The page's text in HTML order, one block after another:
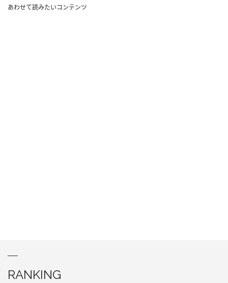
あわせて読みたいコンテンツ
RANKING